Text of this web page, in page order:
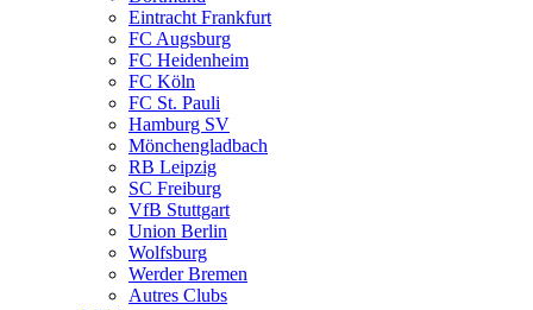
Eintracht Frankfurt
FC Augsburg
FC Heidenheim
FC Köln
FC St. Pauli
Hamburg SV
Mönchengladbach
RB Leipzig
SC Freiburg
VfB Stuttgart
Union Berlin
Wolfsburg
Werder Bremen
Autres Clubs